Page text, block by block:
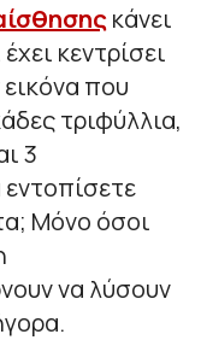
κάνει
έχει κεντρίσει
που
τριφύλλια,
3
Μόνο όσοι
να λύσουν